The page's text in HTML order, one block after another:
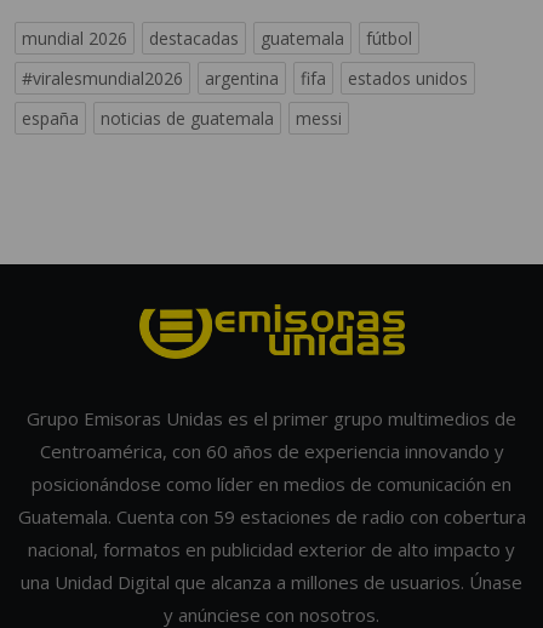
mundial 2026 destacadas guatemala
fútbol
#viralesmundial2026
argentina fifa
estados unidos
españa
noticias de guatemala messi
Grupo Emisoras Unidas es el primer grupo multimedios de
Centroamérica, con 60 años de experiencia innovando y
posicionándose como líder en medios de comunicación en
Guatemala. Cuenta con 59 estaciones de radio con cobertura
nacional, formatos en publicidad exterior de alto impacto y
una Unidad Digital que alcanza a millones de usuarios. Únase
y anúnciese con nosotros.